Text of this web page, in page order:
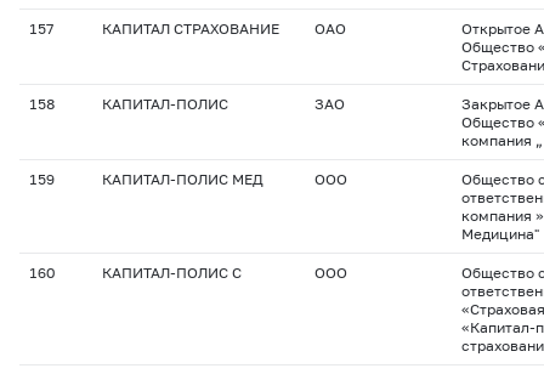
157 КАПИТАЛ СТРАХОВАНИЕ ОАО
Открытое
Общество
158 КАПИТАЛ-ПОЛИС ЗАО
Закрытое
Общество
компания
159 КАПИТАЛ-ПОЛИС МЕД ООО
Общество
компания
Медицина"
160 КАПИТАЛ-ПОЛИС С ООО
Общество
«Капитал-